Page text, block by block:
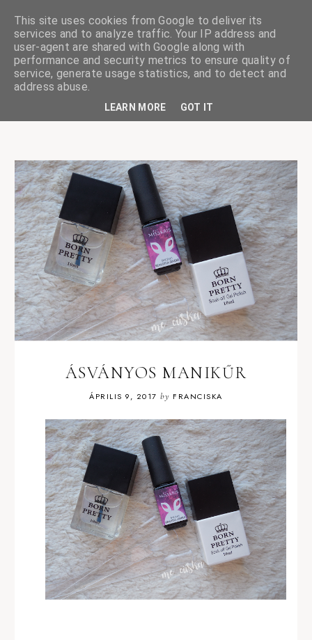
ciskaságok
ÁSVÁNYOS MANIKŰR
ÁPRILIS 9, 2017 by FRANCISKA
This site uses cookies from Google to deliver its
services and to analyze traffic. Your IP address and
user-agent are shared with Google along with
performance and security metrics to ensure quality of
service, generate usage statistics, and to detect and
address abuse.
LEARN MORE GOT IT